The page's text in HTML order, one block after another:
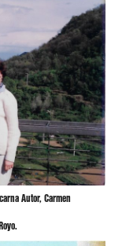
Autor, Carmen